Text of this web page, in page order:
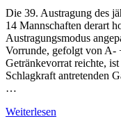
Die 39. Austragung des
14 Mannschaften derart
Austragungsmodus
Vorrunde, gefolgt von A-
Getränkevorrat reichte,
Schlagkraft antretenden
…
Weiterlesen